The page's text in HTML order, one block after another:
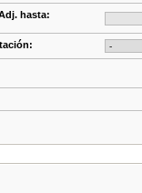
hasta: